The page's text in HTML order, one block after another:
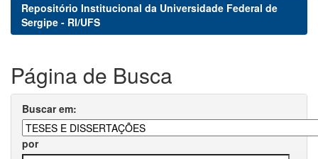
Repositório Institucional da Universidade Federal de
Sergipe - RI/UFS
Página de Busca
Buscar em:
por